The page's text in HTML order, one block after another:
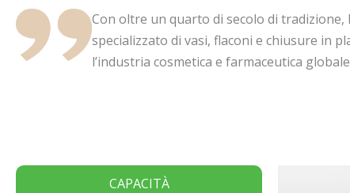
Con oltre un quarto di secolo di tradizione,
specializzato di vasi, flaconi e chiusure in
l’industria cosmetica e farmaceutica
CAPACITÀ